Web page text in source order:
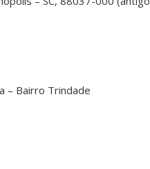
– Bairro Trindade